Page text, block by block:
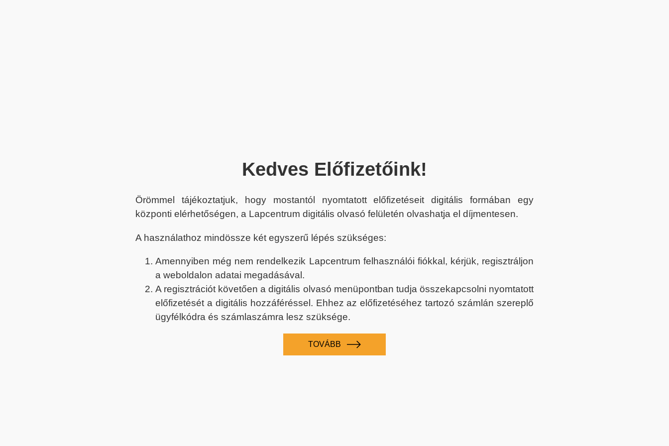
Kedves Előfizetőink!
Örömmel tájékoztatjuk, hogy mostantól nyomtatott előfizetéseit digitális formában egy
központi elérhetőségen, a Lapcentrum digitális olvasó felületén olvashatja el díjmentesen.
A használathoz mindössze két egyszerű lépés szükséges:
Amennyiben még nem rendelkezik Lapcentrum felhasználói fiókkal, kérjük, regisztráljon
a weboldalon adatai megadásával.
A regisztrációt követően a digitális olvasó menüpontban tudja összekapcsolni nyomtatott
előfizetését a digitális hozzáféréssel. Ehhez az előfizetéséhez tartozó számlán szereplő
ügyfélkódra és számlaszámra lesz szüksége.
TOVÁBB